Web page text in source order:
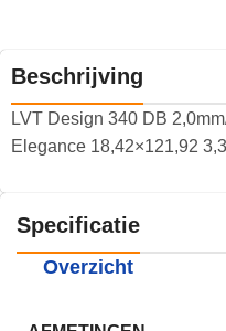
Beschrijving
LVT Design 340 DB
Elegance 18,42×121,92
Specificatie
Overzicht